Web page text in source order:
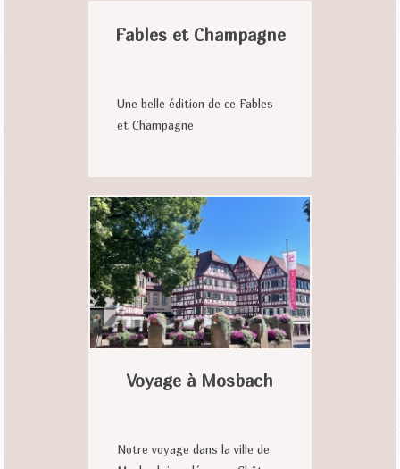
Fables et Champagne
Une belle édition de ce Fables
et Champagne
Voyage à Mosbach
Notre voyage dans la ville de